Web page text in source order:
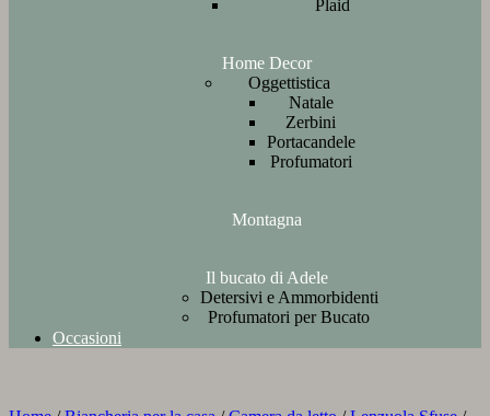
Plaid
Home Decor
Oggettistica
Natale
Zerbini
Portacandele
Profumatori
Montagna
Il bucato di Adele
Detersivi e Ammorbidenti
Profumatori per Bucato
Occasioni